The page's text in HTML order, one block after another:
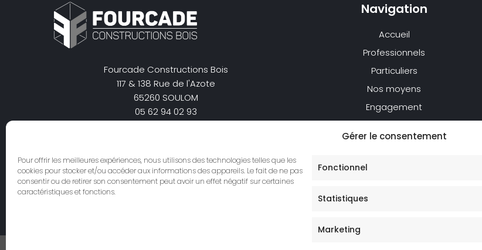
Gérer le consentement
Pour offrir les meilleures expériences, nous utilisons des technologies telles que les
cookies pour stocker et/ou accéder aux informations des appareils. Le fait de ne pas
consentir ou de retirer son consentement peut avoir un effet négatif sur certaines
caractéristiques et fonctions.
Fonctionnel
Statistiques
Marketing
Fourcade Constructions Bois
117 & 138 Rue de l'Azote
65260 SOULOM
05 62 94 02 93
Navigation
Accueil
Professionnels
Particuliers
Nos moyens
Engagement
Actualités